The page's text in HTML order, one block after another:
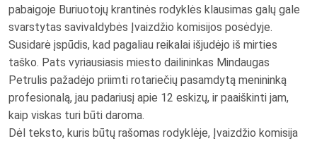
pabaigoje Buriuotojų krantinės rodyklės klausimas galų gale
svarstytas savivaldybės Įvaizdžio komisijos posėdyje.
Susidarė įspūdis, kad pagaliau reikalai išjudėjo iš mirties
taško. Pats vyriausiasis miesto dailininkas Mindaugas
Petrulis pažadėjo priimti rotariečių pasamdytą menininką
profesionalą, jau padariusį apie 12 eskizų, ir paaiškinti jam,
kaip viskas turi būti daroma.
Dėl teksto, kuris būtų rašomas rodyklėje, Įvaizdžio komisija